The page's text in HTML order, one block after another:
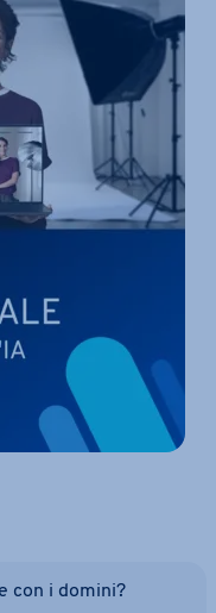
con i domini?